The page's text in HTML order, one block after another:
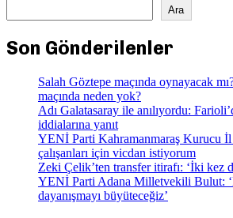
Ara
Son Gönderilenler
Salah Göztepe maçında oynayacak
maçında neden yok?
Adı Galatasaray ile anılıyordu:
iddialarına yanıt
YENİ Parti Kahramanmaraş Kurucu İl
çalışanları için vicdan istiyorum
Zeki Çelik’ten transfer itirafı: ‘İki kez
YENİ Parti Adana Milletvekili Bulut:
dayanışmayı büyüteceğiz’